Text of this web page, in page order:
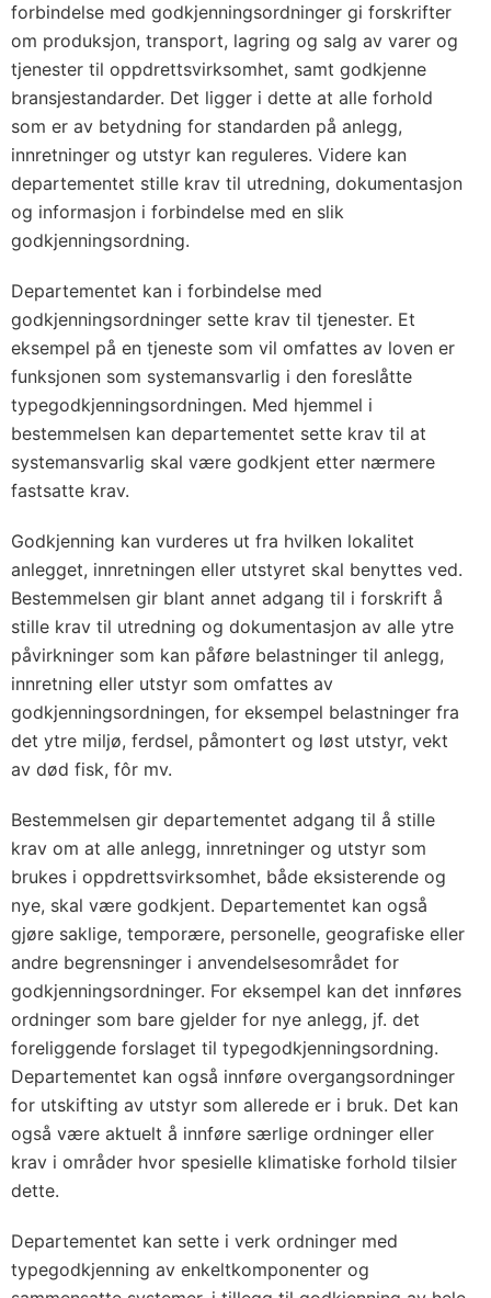
forbindelse med godkjenningsordninger gi forskrifter
om produksjon, transport, lagring og salg av varer og
tjenester til oppdrettsvirksomhet, samt godkjenne
bransjestandarder. Det ligger i dette at alle forhold
som er av betydning for standarden på anlegg,
innretninger og utstyr kan reguleres. Videre kan
departementet stille krav til utredning, dokumentasjon
og informasjon i forbindelse med en slik
godkjenningsordning.
Departementet kan i forbindelse med
godkjenningsordninger sette krav til tjenester. Et
eksempel på en tjeneste som vil omfattes av loven er
funksjonen som systemansvarlig i den foreslåtte
typegodkjenningsordningen. Med hjemmel i
bestemmelsen kan departementet sette krav til at
systemansvarlig skal være godkjent etter nærmere
fastsatte krav.
Godkjenning kan vurderes ut fra hvilken lokalitet
anlegget, innretningen eller utstyret skal benyttes ved.
Bestemmelsen gir blant annet adgang til i forskrift å
stille krav til utredning og dokumentasjon av alle ytre
påvirkninger som kan påføre belastninger til anlegg,
innretning eller utstyr som omfattes av
godkjenningsordningen, for eksempel belastninger fra
det ytre miljø, ferdsel, påmontert og løst utstyr, vekt
av død fisk, fôr mv.
Bestemmelsen gir departementet adgang til å stille
krav om at alle anlegg, innretninger og utstyr som
brukes i oppdrettsvirksomhet, både eksisterende og
nye, skal være godkjent. Departementet kan også
gjøre saklige, temporære, personelle, geografiske eller
andre begrensninger i anvendelsesområdet for
godkjenningsordninger. For eksempel kan det innføres
ordninger som bare gjelder for nye anlegg, jf. det
foreliggende forslaget til typegodkjenningsordning.
Departementet kan også innføre overgangsordninger
for utskifting av utstyr som allerede er i bruk. Det kan
også være aktuelt å innføre særlige ordninger eller
krav i områder hvor spesielle klimatiske forhold tilsier
dette.
Departementet kan sette i verk ordninger med
typegodkjenning av enkeltkomponenter og